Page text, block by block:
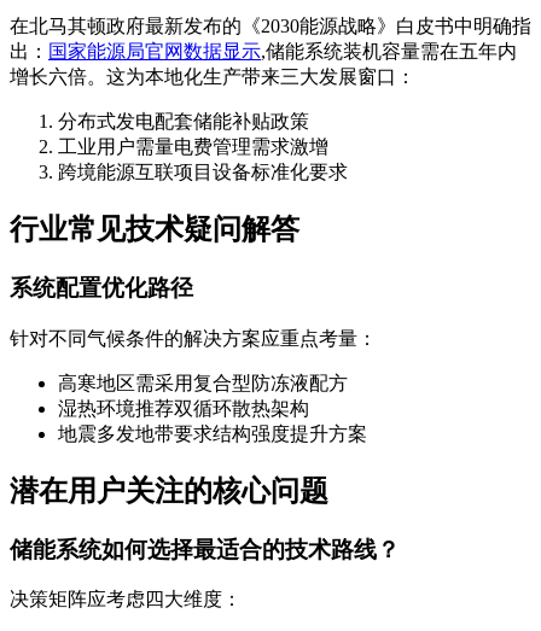
在北马其顿政府最新发布的《2030能源战略》白皮书中明确指
出： 国家能源局官网数据显示,储能系统装机容量需在五年内
增长六倍。这为本地化生产带来三大发展窗口：
分布式发电配套储能补贴政策
工业用户需量电费管理需求激增
跨境能源互联项目设备标准化要求
行业常见技术疑问解答
系统配置优化路径
针对不同气候条件的解决方案应重点考量：
高寒地区需采用复合型防冻液配方
湿热环境推荐双循环散热架构
地震多发地带要求结构强度提升方案
潜在用户关注的核心问题
储能系统如何选择最适合的技术路线？
决策矩阵应考虑四大维度：